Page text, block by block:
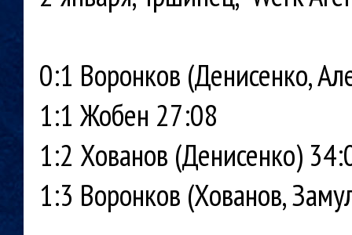
0:1 Воронков (Денисенко,
1:1 Жобен 27:08
1:2 Хованов (Денисенко)
1:3 Воронков (Хованов,